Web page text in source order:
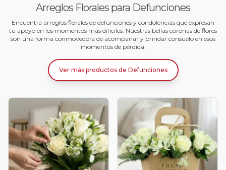
Arreglos Florales para Defunciones
Encuentra arreglos florales de defunciones y condolencias que expresan
tu apoyo en los momentos más difíciles. Nuestras bellas coronas de flores
son una forma conmovedora de acompañar y brindar consuelo en esos
momentos de pérdida.
Ver más productos de Defunciones